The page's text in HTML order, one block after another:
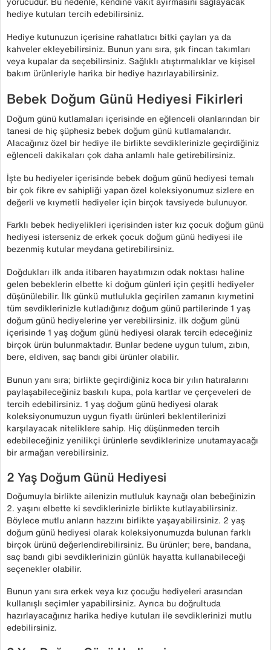
hediye kutuları tercih edebilirsiniz.
Hediye kutunuzun içerisine rahatlatıcı bitki çayları ya da
kahveler ekleyebilirsiniz. Bunun yanı sıra, şık fincan takımları
veya kupalar da seçebilirsiniz. Sağlıklı atıştırmalıklar ve kişisel
bakım ürünleriyle harika bir hediye hazırlayabilirsiniz.
Bebek Doğum Günü Hediyesi Fikirleri
Doğum günü kutlamaları içerisinde en eğlenceli olanlarından bir
tanesi de hiç şüphesiz bebek doğum günü kutlamalarıdır.
Alacağınız özel bir hediye ile birlikte sevdiklerinizle geçirdiğiniz
eğlenceli dakikaları çok daha anlamlı hale getirebilirsiniz.
İşte bu hediyeler içerisinde bebek doğum günü hediyesi temalı
bir çok fikre ev sahipliği yapan özel koleksiyonumuz sizlere en
değerli ve kıymetli hediyeler için birçok tavsiyede bulunuyor.
Farklı bebek hediyelikleri içerisinden ister kız çocuk doğum günü
hediyesi isterseniz de erkek çocuk doğum günü hediyesi ile
bezenmiş kutular meydana getirebilirsiniz.
Doğdukları ilk anda itibaren hayatımızın odak noktası haline
gelen bebeklerin elbette ki doğum günleri için çeşitli hediyeler
düşünülebilir. İlk günkü mutlulukla geçirilen zamanın kıymetini
tüm sevdiklerinizle kutladığınız doğum günü partilerinde 1 yaş
doğum günü hediyelerine yer verebilirsiniz. ilk doğum günü
içerisinde 1 yaş doğum günü hediyesi olarak tercih edeceğiniz
birçok ürün bulunmaktadır. Bunlar bedene uygun tulum, zıbın,
bere, eldiven, saç bandı gibi ürünler olabilir.
Bunun yanı sıra; birlikte geçirdiğiniz koca bir yılın hatıralarını
paylaşabileceğiniz baskılı kupa, pola kartlar ve çerçeveleri de
tercih edebilirsiniz. 1 yaş doğum günü hediyesi olarak
koleksiyonumuzun uygun fiyatlı ürünleri beklentilerinizi
karşılayacak niteliklere sahip. Hiç düşünmeden tercih
edebileceğiniz yenilikçi ürünlerle sevdiklerinize unutamayacağı
bir armağan verebilirsiniz.
2 Yaş Doğum Günü Hediyesi
Doğumuyla birlikte ailenizin mutluluk kaynağı olan bebeğinizin
2. yaşını elbette ki sevdiklerinizle birlikte kutlayabilirsiniz.
Böylece mutlu anların hazzını birlikte yaşayabilirsiniz. 2 yaş
doğum günü hediyesi olarak koleksiyonumuzda bulunan farklı
birçok ürünü değerlendirebilirsiniz. Bu ürünler; bere, bandana,
saç bandı gibi sevdiklerinizin günlük hayatta kullanabileceği
seçenekler olabilir.
Bunun yanı sıra erkek veya kız çocuğu hediyeleri arasından
kullanışlı seçimler yapabilirsiniz. Ayrıca bu doğrultuda
hazırlayacağınız harika hediye kutuları ile sevdiklerinizi mutlu
edebilirsiniz.